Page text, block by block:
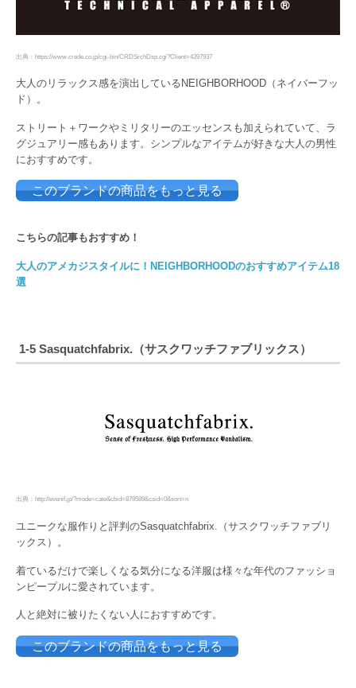
出典：https://www.crede.co.jp/cgi-bin/CRDSrchDsp.cgi?Client=4397937
大人のリラックス感を演出しているNEIGHBORHOOD（ネイバーフッ
ド）。
ストリート＋ワークやミリタリーのエッセンスも加えられていて、ラ
グジュアリー感もあります。シンプルなアイテムが好きな大人の男性
におすすめです。
このブランドの商品をもっと見る
こちらの記事もおすすめ！
大人のアメカジスタイルに！NEIGHBORHOODのおすすめアイテム18
選
1-5 Sasquatchfabrix.（サスクワッチファブリックス）
出典：http://evenif.jp/?mode=cate&cbid=879589&csid=0&sort=n
ユニークな服作りと評判のSasquatchfabrix.（サスクワッチファブリ
ックス）。
着ているだけで楽しくなる気分になる洋服は様々な年代のファッショ
ンピープルに愛されています。
人と絶対に被りたくない人におすすめです。
このブランドの商品をもっと見る